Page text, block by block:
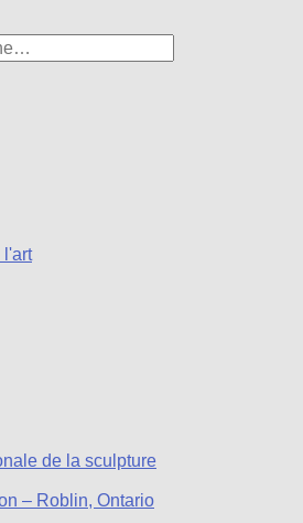
l'art
de la sculpture
– Roblin, Ontario